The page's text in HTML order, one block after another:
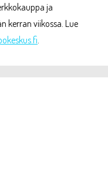
ja
kerran viikossa. Lue